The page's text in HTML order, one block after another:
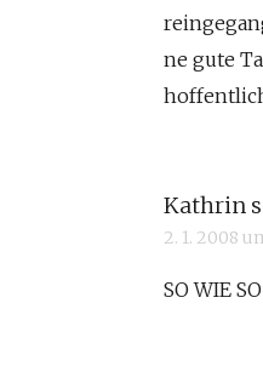
ne gute
Kathrin
2. 1. 2008
SO WIE